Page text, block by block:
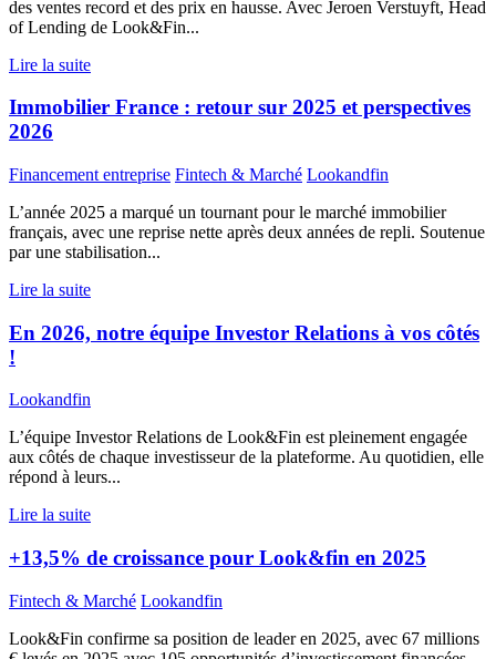
des ventes record et des prix en hausse. Avec Jeroen Verstuyft, Head
of Lending de Look&Fin...
Lire la suite
Immobilier France : retour sur 2025 et perspectives
2026
Financement entreprise Fintech & Marché Lookandfin
L’année 2025 a marqué un tournant pour le marché immobilier
français, avec une reprise nette après deux années de repli. Soutenue
par une stabilisation...
Lire la suite
En 2026, notre équipe Investor Relations à vos côtés
!
Lookandfin
L’équipe Investor Relations de Look&Fin est pleinement engagée
aux côtés de chaque investisseur de la plateforme. Au quotidien, elle
répond à leurs...
Lire la suite
+13,5% de croissance pour Look&fin en 2025
Fintech & Marché Lookandfin
Look&Fin confirme sa position de leader en 2025, avec 67 millions